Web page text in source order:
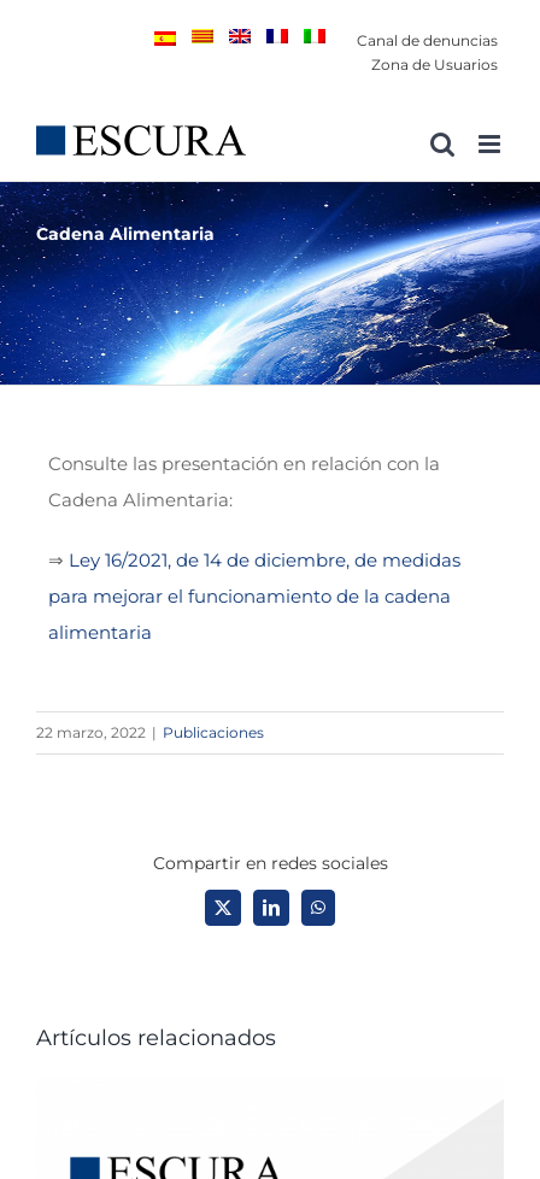
Canal de denuncias
Zona de Usuarios
Cadena Alimentaria
Consulte las presentación en relación con la
Cadena Alimentaria:
⇒ Ley 16/2021, de 14 de diciembre, de medidas
para mejorar el funcionamiento de la cadena
alimentaria
22 marzo, 2022 | Publicaciones
Compartir en redes sociales
X LinkedInWhatsApp
Artículos relacionados